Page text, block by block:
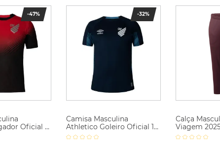
-47%
Oficial 1
-32%
Camisa Masculina
Athletico Goleiro Oficial 1
2025 Marinho
Calça
Viagem